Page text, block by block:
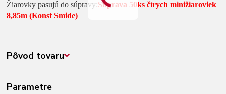
Žiarovky pasujú do súpravy:Súprava 50ks čírych minižiaroviek
8,85m (Konst Smide)
Pôvod tovaru
Parametre